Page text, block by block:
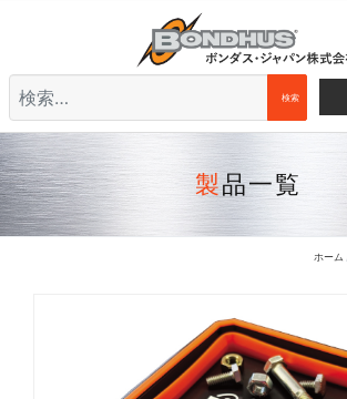
検索
検索
製品一覧
ホーム